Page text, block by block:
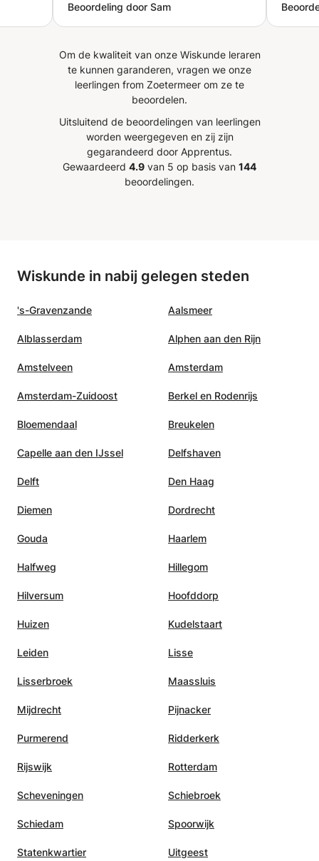
het
het
gemaakt om mijn dochter te
helpen waar ze het meeste
maakt dan andere bijlesgevers is
dat hij veel meer structuur
aanbrengt in de begeleiding en
vorm van persoonlijke
oefenopgaven en feedback
daarop. ”
Beoordeling door Sam
zich
Om de kwaliteit van onze Wiskunde leraren
te kunnen garanderen, vragen we onze
leerlingen from Zoetermeer om ze te
beoordelen.
Uitsluitend de beoordelingen van leerlingen
worden weergegeven en zij zijn
gegarandeerd door Apprentus.
Gewaardeerd 4.9 van 5 op basis van 144
beoordelingen.
Wiskunde in nabij gelegen steden
's-Gravenzande Aalsmeer
Alblasserdam Alphen aan den Rijn
Amstelveen Amsterdam
Amsterdam-Zuidoost Berkel en Rodenrijs
Bloemendaal Breukelen
Capelle aan den IJssel Delfshaven
Delft Den Haag
Diemen Dordrecht
Gouda Haarlem
Halfweg Hillegom
Hilversum Hoofddorp
Huizen Kudelstaart
Leiden Lisse
Lisserbroek Maassluis
Mijdrecht Pijnacker
Purmerend Ridderkerk
Rijswijk Rotterdam
Scheveningen Schiebroek
Schiedam Spoorwijk
Statenkwartier Uitgeest